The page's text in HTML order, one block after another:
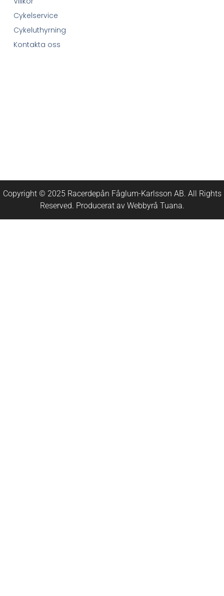
Cykelservice
Cykeluthyrning
Kontakta oss
Copyright © 2025 Racerdepån Fåglum-Karlsson AB. All Rights
Reserved. Producerat av Webbyrå Tuana.​